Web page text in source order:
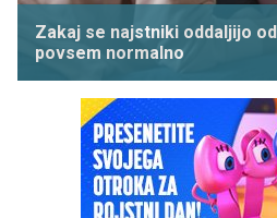
Zakaj se najstniki oddaljijo
povsem normalno